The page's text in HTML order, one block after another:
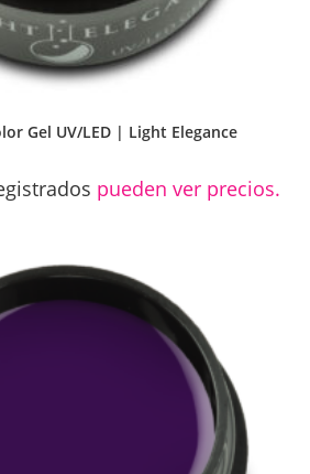
Gel UV/LED | Light Elegance
pueden ver precios.